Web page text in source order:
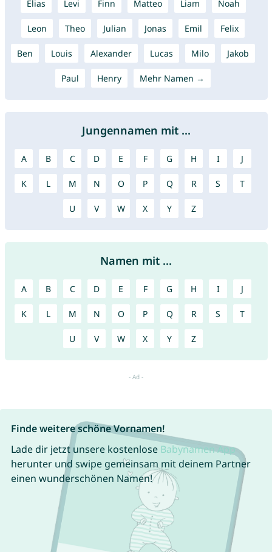
Elias Levi Finn Matteo Liam Noah
Leon Theo Julian Jonas Emil Felix
Ben Louis Alexander Lucas Milo Jakob
Paul Henry Mehr Namen →
Jungennamen mit ...
A B C D E F G H I J
K L M N O P Q R S T
U V W X Y Z
Namen mit ...
A B C D E F G H I J
K L M N O P Q R S T
U V W X Y Z
Finde weitere schöne Vornamen!
Lade dir jetzt unsere kostenlose Babynamen App
herunter und swipe gemeinsam mit deinem Partner
einen wunderschönen Namen!